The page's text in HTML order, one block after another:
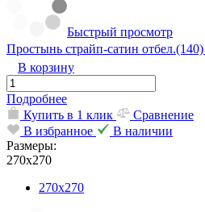
Быстрый просмотр
Простынь страйп-сатин отбел.(140)
В корзину
Подробнее
Купить в 1 клик
Сравнение
В избранное
В наличии
Размеры:
270х270
270х270